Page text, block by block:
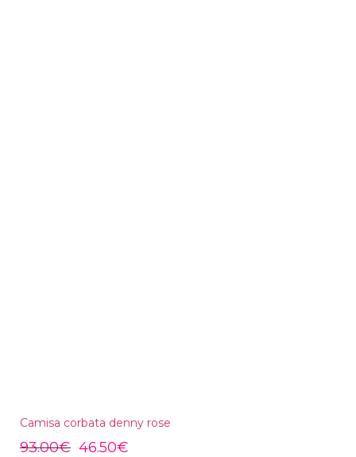
Camisa corbata denny rose
93.00€ 46.50€